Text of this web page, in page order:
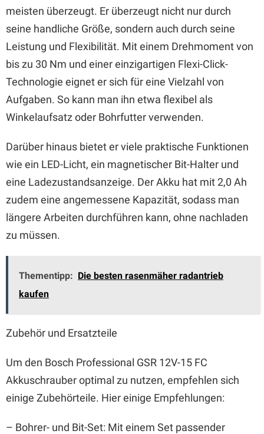
meisten überzeugt. Er überzeugt nicht nur durch
seine handliche Größe, sondern auch durch seine
Leistung und Flexibilität. Mit einem Drehmoment von
bis zu 30 Nm und einer einzigartigen Flexi-Click-
Technologie eignet er sich für eine Vielzahl von
Aufgaben. So kann man ihn etwa flexibel als
Winkelaufsatz oder Bohrfutter verwenden.
Darüber hinaus bietet er viele praktische Funktionen
wie ein LED-Licht, ein magnetischer Bit-Halter und
eine Ladezustandsanzeige. Der Akku hat mit 2,0 Ah
zudem eine angemessene Kapazität, sodass man
längere Arbeiten durchführen kann, ohne nachladen
zu müssen.
Thementipp: Die besten rasenmäher radantrieb
kaufen
Zubehör und Ersatzteile
Um den Bosch Professional GSR 12V-15 FC
Akkuschrauber optimal zu nutzen, empfehlen sich
einige Zubehörteile. Hier einige Empfehlungen:
– Bohrer- und Bit-Set: Mit einem Set passender